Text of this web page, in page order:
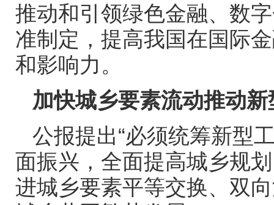
推动和引领绿色金融、数
准制定，提高我国在国际
和影响力。
加快城乡要素流动推动
公报提出“必须统筹新型
面振兴，全面提高城乡规
进城乡要素平等交换、双